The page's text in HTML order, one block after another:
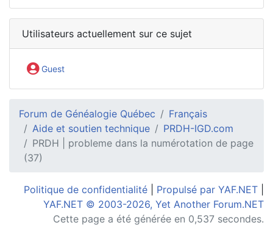
Utilisateurs actuellement sur ce sujet
Guest
Forum de Généalogie Québec
Français
Aide et soutien technique
PRDH-IGD.com
PRDH | probleme dans la numérotation de page
(37)
Politique de confidentialité Propulsé par YAF.NET
YAF.NET © 2003-2026, Yet Another Forum.NET
Cette page a été générée en 0,537 secondes.